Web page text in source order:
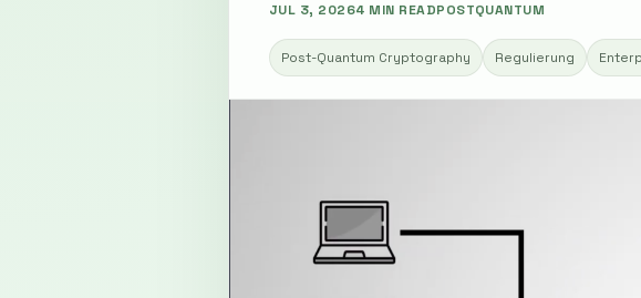
JUL 3, 20264 MIN READPOSTQUANTUM
Post-Quantum Cryptography Regulierung